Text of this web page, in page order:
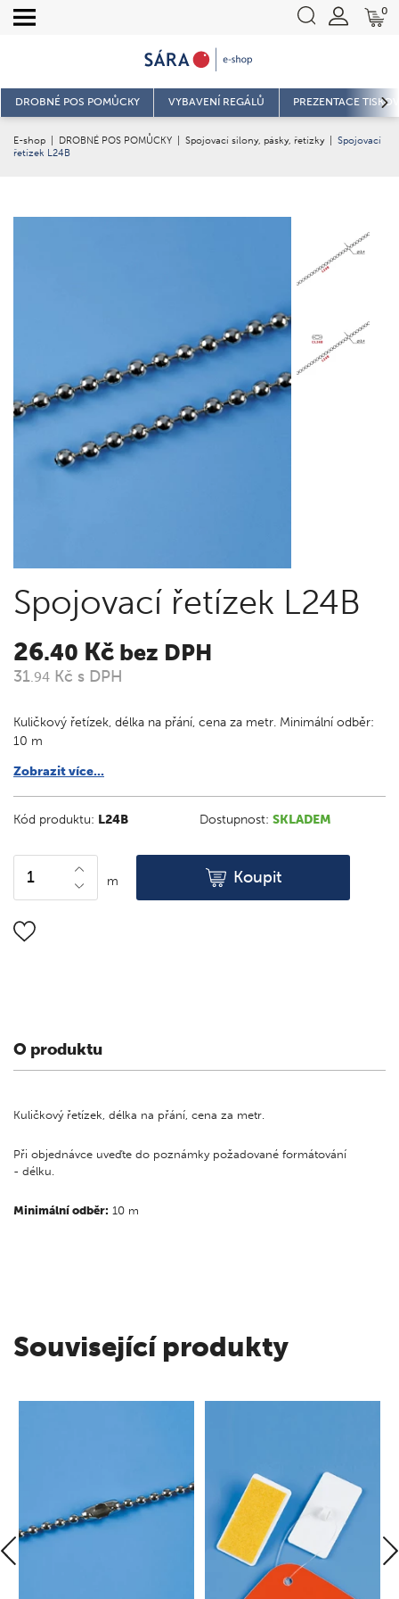
0
DROBNÉ POS POMŮCKY VYBAVENÍ REGÁLŮ PREZENTACE
E-shop DROBNÉ POS POMŮCKY Spojovací silony, pásky, řetízky| Spojovací
řetízek L24B
Spojovací řetízek L24B
26.40 Kč bez DPH
31.94 Kč s DPH
Kuličkový řetízek, délka na přání, cena za metr. Minimální odběr:
10 m
Zobrazit více...
Kód produktu: L24B Dostupnost: SKLADEM
m Koupit
O produktu
Kuličkový řetízek, délka na přání, cena za metr.
Při objednávce uveďte do poznámky požadované formátování
- délku.
Minimální odběr: 10 m
Související produkty